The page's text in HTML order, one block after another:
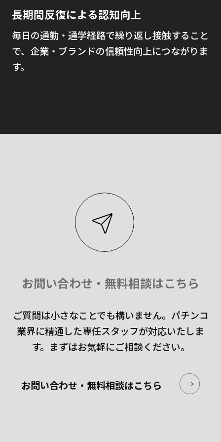
長期間反復による認知向上
毎日の通勤・通学経路で繰り返し接触すること
で、企業・ブランドの信頼性向上につながりま
す。
お問い合わせ・無料相談はこちら
ご質問は小さなことでも構いません。 パチンコ
業界に精通した専任スタッフが対応いたしま
す。 まずはお気軽にご相談ください。
お問い合わせ・無料相談はこちら